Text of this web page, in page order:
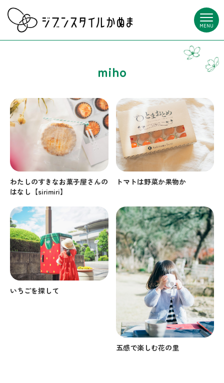
MENU
miho
わたしのすきなお菓子屋さんの
はなし【sirimiri】
トマトは野菜か果物か
いちごを探して
五感で楽しむ花の里